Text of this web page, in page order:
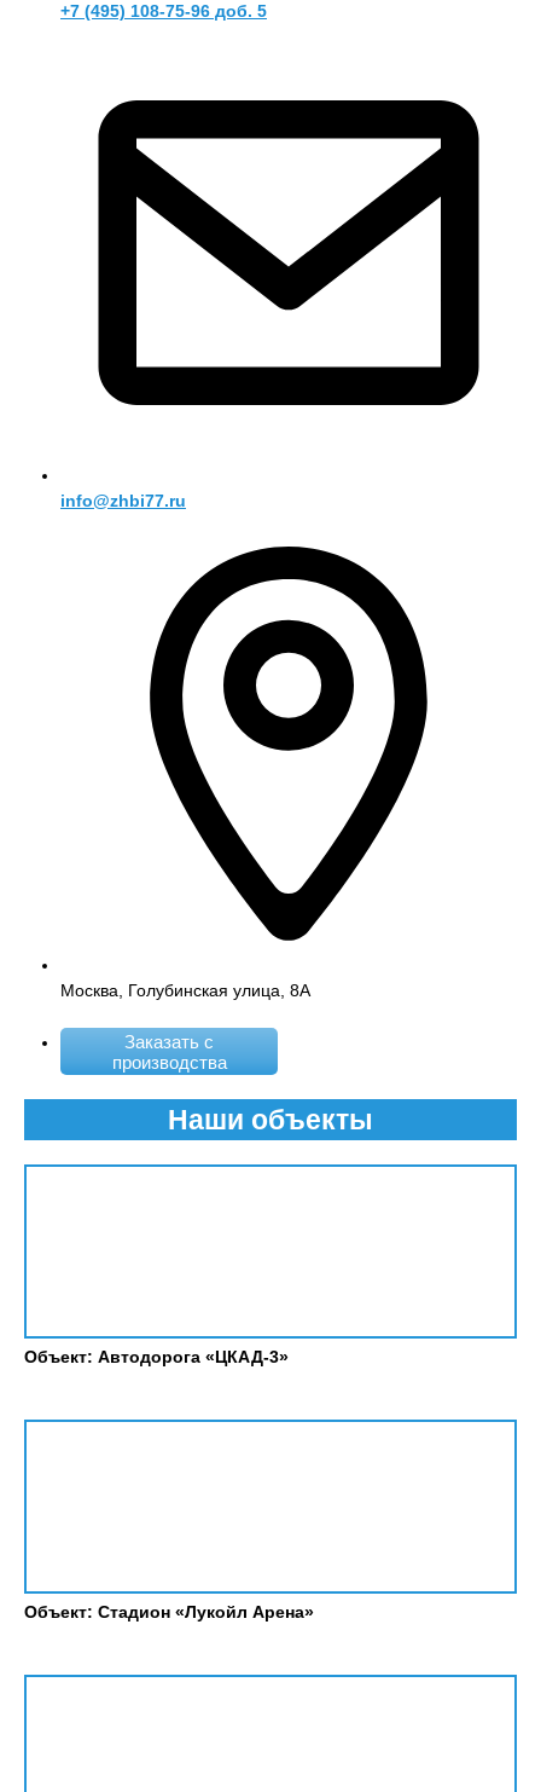
+7 (495) 108-75-96 доб. 5
info@zhbi77.ru
Москва, Голубинская улица, 8А
Заказать с
производства
Наши объекты
Объект: Автодорога «ЦКАД-3»
Объект: Стадион «Лукойл Арена»